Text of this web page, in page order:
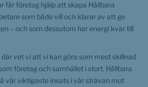
får företag hjälp att skapa Hållbara
som både vill och klarar av att ge
– och som dessutom har energi kvar till
vet vi att vi kan göra som mest skillnad
företag och samhället i stort. Hållbara
vår viktigaste insats i vår strävan mot